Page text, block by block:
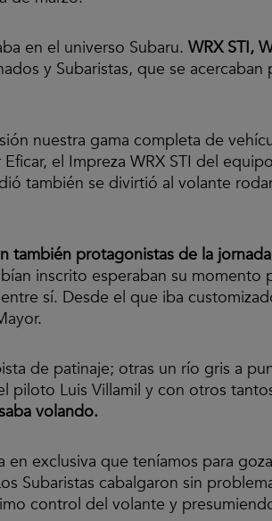
en el universo Subaru. WRX STI,
y Subaristas, que se acercaban
nuestra gama completa de
el Impreza WRX STI del
también se divirtió al volante
también protagonistas de la
inscrito esperaban su momento
sí. Desde el que iba
de patinaje; otras un río gris a
Luis Villamil y con otros
volando.
exclusiva que teníamos para
Subaristas cabalgaron sin
control del volante y